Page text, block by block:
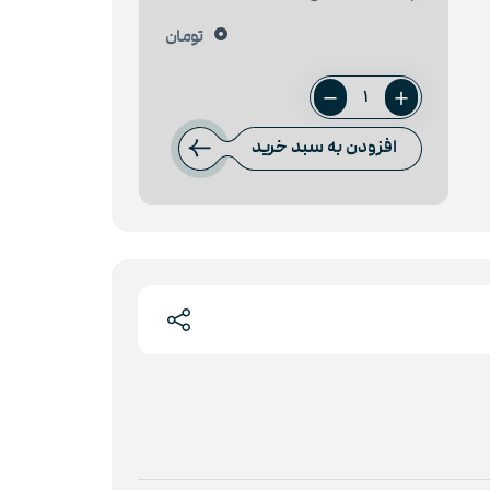
0 تومان
ورق
عرشه
افزودن به سبد خرید